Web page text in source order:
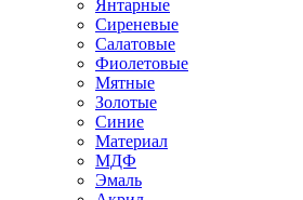
Янтарные
Сиреневые
Салатовые
Фиолетовые
Мятные
Золотые
Синие
Материал
МДФ
Эмаль